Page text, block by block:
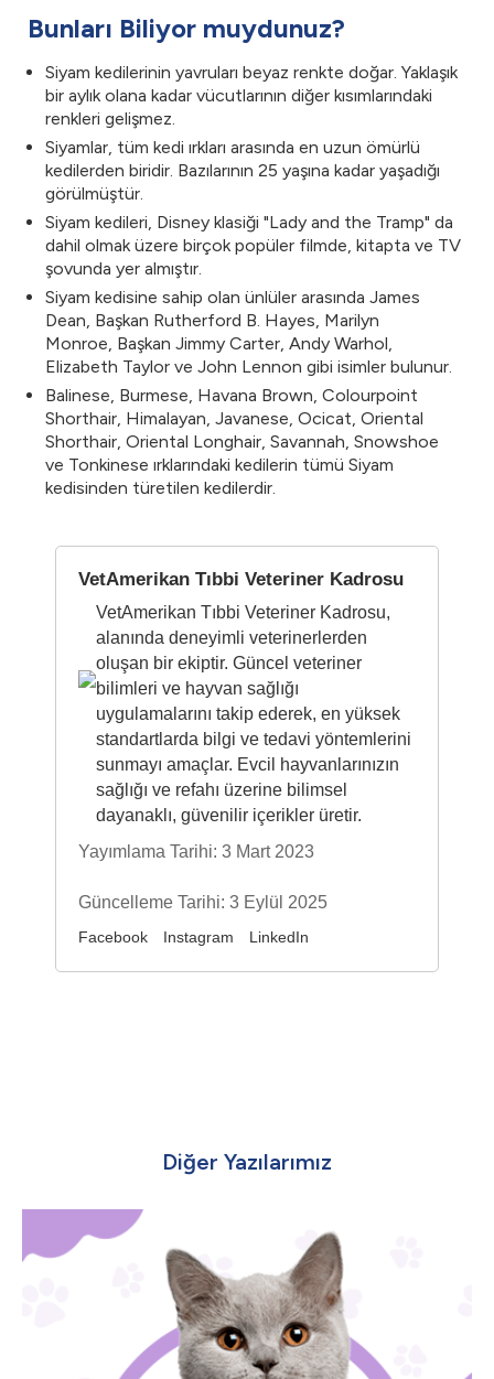
Bunları Biliyor muydunuz?
Siyam kedilerinin yavruları beyaz renkte doğar. Yaklaşık
bir aylık olana kadar vücutlarının diğer kısımlarındaki
renkleri gelişmez.
Siyamlar, tüm kedi ırkları arasında en uzun ömürlü
kedilerden biridir. Bazılarının 25 yaşına kadar yaşadığı
görülmüştür.
Siyam kedileri, Disney klasiği "Lady and the Tramp" da
dahil olmak üzere birçok popüler filmde, kitapta ve TV
şovunda yer almıştır.
Siyam kedisine sahip olan ünlüler arasında James
Dean, Başkan Rutherford B. Hayes, Marilyn
Monroe, Başkan Jimmy Carter, Andy Warhol,
Elizabeth Taylor ve John Lennon gibi isimler bulunur.
Balinese, Burmese, Havana Brown, Colourpoint
Shorthair, Himalayan, Javanese, Ocicat, Oriental
Shorthair, Oriental Longhair, Savannah, Snowshoe
ve Tonkinese ırklarındaki kedilerin tümü Siyam
kedisinden türetilen kedilerdir.
VetAmerikan Tıbbi Veteriner Kadrosu
VetAmerikan Tıbbi Veteriner Kadrosu,
alanında deneyimli veterinerlerden
oluşan bir ekiptir. Güncel veteriner
bilimleri ve hayvan sağlığı
uygulamalarını takip ederek, en yüksek
standartlarda bilgi ve tedavi yöntemlerini
sunmayı amaçlar. Evcil hayvanlarınızın
sağlığı ve refahı üzerine bilimsel
dayanaklı, güvenilir içerikler üretir.
Yayımlama Tarihi: 3 Mart 2023
Güncelleme Tarihi: 3 Eylül 2025
Facebook Instagram LinkedIn
Diğer Yazılarımız